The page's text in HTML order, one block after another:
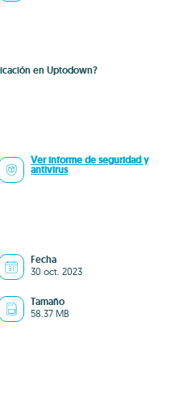
en Uptodown?
Ver informe de seguridad y
antivirus
Fecha
30 oct. 2023
Tamaño
58.37 MB